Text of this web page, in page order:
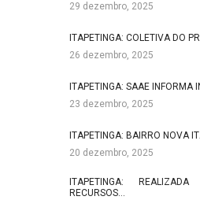
29 dezembro, 2025
ITAPETINGA: COLETIVA DO
26 dezembro, 2025
ITAPETINGA: SAAE INFORMA
23 dezembro, 2025
ITAPETINGA: BAIRRO NOVA
20 dezembro, 2025
ITAPETINGA:
RECURSOS…